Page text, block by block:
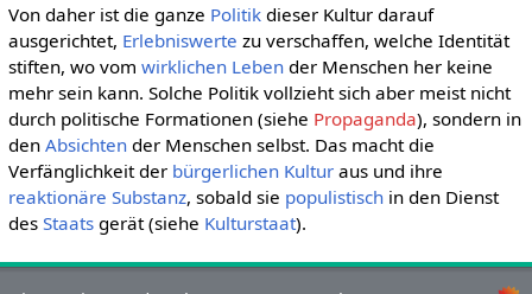
Von daher ist die ganze Politikdieser Kultur darauf
ausgerichtet, Erlebniswerte zu verschaffen, welche Identität
stiften, wo vom wirklichen Lebender Menschen her keine
mehr sein kann. Solche Politik vollzieht sich aber meist nicht
durch politische Formationen (siehe Propaganda), sondern in
den Absichtender Menschen selbst. Das macht die
Verfänglichkeit der bürgerlichen Kulturaus und ihre
reaktionäre Substanz, sobald sie populistischin den Dienst
des Staatsgerät (siehe Kulturstaat).